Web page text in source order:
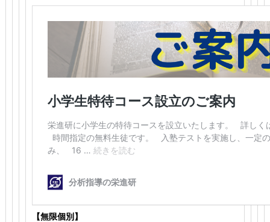
【無限個別】